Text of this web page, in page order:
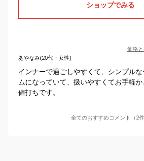
ショップでみる
価格
あやなみ(20代・女性)
インナーで過ごしやすくて、シンプル
ムになっていて、扱いやすくてお手軽
値打ちです。
全てのおすすめコメント（2件